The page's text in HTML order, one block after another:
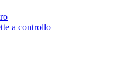
a controllo